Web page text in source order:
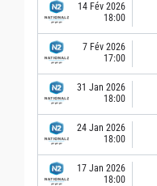
14 Fév 2026
18:00
7 Fév 2026
17:00
31 Jan 2026
18:00
24 Jan 2026
18:00
17 Jan 2026
18:00